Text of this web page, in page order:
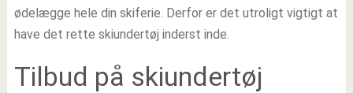
ødelægge hele din skiferie. Derfor er det utroligt vigtigt at
have det rette skiundertøj inderst inde.
Tilbud på skiundertøj